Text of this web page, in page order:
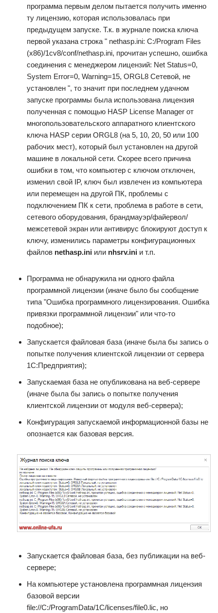
программа первым делом пытается получить именно
ту лицензию, которая использовалась при
предыдущем запуске. Т.к. в журнале поиска ключа
первой указана строка " nethasp.ini: C:/Program Files
(x86)/1cv8/conf/nethasp.ini, прочитан успешно, ошибка
соединения с менеджером лицензий: Net Status=0,
System Error=0, Warning=15, ORGL8 Сетевой, не
установлен ", то значит при последнем удачном
запуске программы была использована лицензия
полученная с помощью HASP License Manager от
многопользовательского аппаратного клиентского
ключа HASP серии ORGL8 (на 5, 10, 20, 50 или 100
рабочих мест), который был установлен на другой
машине в локальной сети. Скорее всего причина
ошибки в том, что компьютер с ключом отключен,
изменил свой IP, ключ был извлечен из компьютера
или перемещен на другой ПК, проблемы с
подключением ПК к сети, проблема в работе в сети,
сетевого оборудования, брандмауэр/файервол/
межсетевой экран или антивирус блокируют доступ к
ключу, изменились параметры конфигурационных
файлов nethasp.ini или nhsrv.ini и т.п.
Программа не обнаружила ни одного файла
программной лицензии (иначе было бы сообщение
типа "Ошибка программного лицензирования. Ошибка
привязки программной лицензии" или что-то
подобное);
Запускается файловая база (иначе была бы запись о
попытке получения клиентской лицензии от сервера
1С:Предприятия);
Запускаемая база не опубликована на веб-сервере
(иначе была бы запись о попытке получения
клиентской лицензии от модуля веб-сервера);
Конфигурация запускаемой информационной базы не
опознается как базовая версия.
Запускается файловая база, без публикации на веб-
сервере;
На компьютере установлена программная лицензия
базовой версии
file://C:/ProgramData/1C/licenses/file0.lic, но